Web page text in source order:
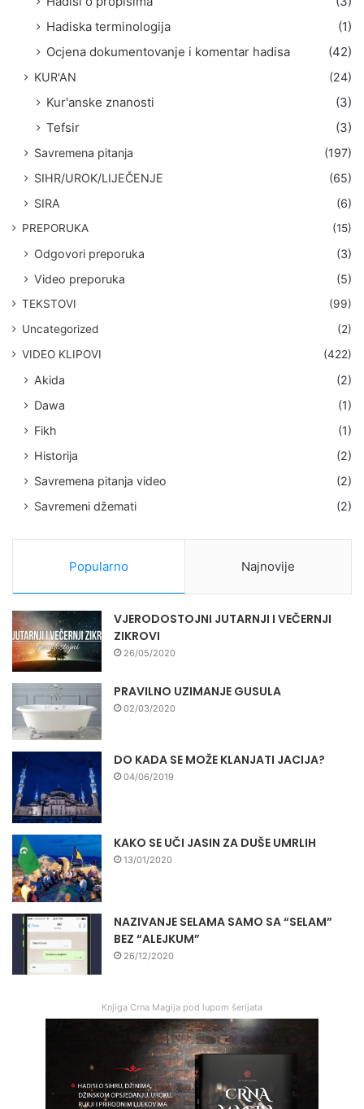
Hadiska terminologija
(1)
Ocjena dokumentovanje i komentar hadisa
(42)
KUR'AN (24)
Kur'anske znanosti
(3)
Tefsir
(3)
Savremena pitanja
(197)
SIHR/UROK/LIJEČENJE
(65)
SIRA
(6)
PREPORUKA (15)
Odgovori preporuka
(3)
Video preporuka
(5)
TEKSTOVI
(99)
Uncategorized
(2)
VIDEO KLIPOVI
(422)
Akida
(2)
Dawa
(1)
Fikh
(1)
Historija
(2)
Savremena pitanja video
(2)
Savremeni džemati
(2)
Popularno Najnovije
VJERODOSTOJNI JUTARNJI I VEČERNJI
ZIKROVI
26/05/2020
PRAVILNO UZIMANJE GUSULA
02/03/2020
DO KADA SE MOŽE KLANJATI JACIJA?
04/06/2019
KAKO SE UČI JASIN ZA DUŠE UMRLIH
13/01/2020
NAZIVANJE SELAMA SAMO SA “SELAM”
BEZ “ALEJKUM”
26/12/2020
Knjiga Crna Magija pod lupom šerijata